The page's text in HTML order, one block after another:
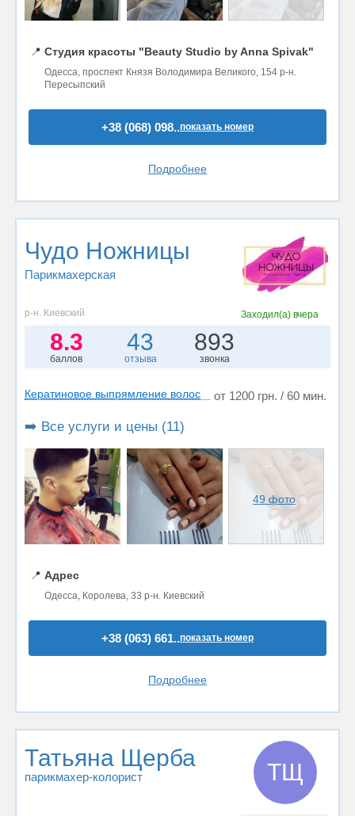
📍 Студия красоты "Beauty Studio by Anna Spivak"
Одесса, проспект Князя Володимира Великого, 154 р-н.
Пересыпский
+38 (068) 098..показать номер
Подробнее
Чудо Ножницы
Парикмахерская
р-н. Киевский Заходил(а) вчера
8.3
баллов
43
отзыва
893
звонка
Кератиновое выпрямление волос от 1200 грн. / 60 мин.
➡️ Все услуги и цены (11)
49 фото
📍 Адрес
Одесса, Королева, 33 р-н. Киевский
+38 (063) 661..показать номер
Подробнее
Татьяна Щерба
парикмахер-колорист ТЩ